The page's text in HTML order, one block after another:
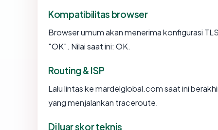
Kompatibilitas browser
Browser umum akan menerima konfigurasi
"OK". Nilai saat ini: OK.
Routing & ISP
Lalu lintas ke mardelglobal.com saat ini
yang menjalankan traceroute.
Di luar skor teknis